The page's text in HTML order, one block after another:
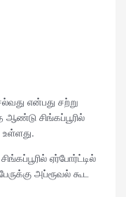
என்பது சற்று
சிங்கப்பூரில்
உள்ளது.
ஏர்போர்ட்டில்
அப்ரூவல் கூட